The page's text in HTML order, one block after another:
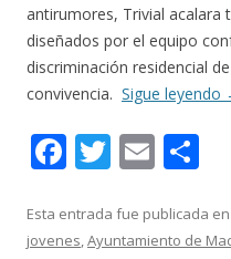
antirumores, Trivial acalara
diseñados por el equipo
discriminación residencial
convivencia. Sigue leyendo
F
e
T
itt
E
ai m
Esta entrada fue publicada en
jovenes,Ayuntamiento de